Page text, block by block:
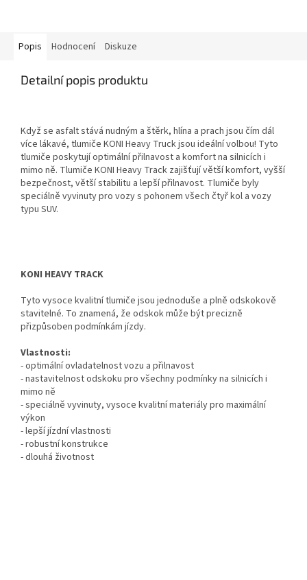
Popis Hodnocení Diskuze
Detailní popis produktu
Když se asfalt stává nudným a štěrk, hlína a prach jsou čím dál
více lákavé, tlumiče KONI Heavy Truck jsou ideální volbou! Tyto
tlumiče poskytují optimální přilnavost a komfort na silnicích i
mimo ně. Tlumiče KONI Heavy Track zajišťují větší komfort, vyšší
bezpečnost, větší stabilitu a lepší přilnavost. Tlumiče byly
speciálně vyvinuty pro vozy s pohonem všech čtyř kol a vozy
typu SUV.
KONI HEAVY TRACK
Tyto vysoce kvalitní tlumiče jsou jednoduše a plně odskokově
stavitelné. To znamená, že odskok může být precizně
přizpůsoben podmínkám jízdy.
Vlastnosti:
- optimální ovladatelnost vozu a přilnavost
- nastavitelnost odskoku pro všechny podmínky na silnicích i
mimo ně
- speciálně vyvinuty, vysoce kvalitní materiály pro maximální
výkon
- lepší jízdní vlastnosti
- robustní konstrukce
- dlouhá životnost